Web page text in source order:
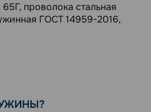
проволока стальная
ГОСТ 14959-2016,